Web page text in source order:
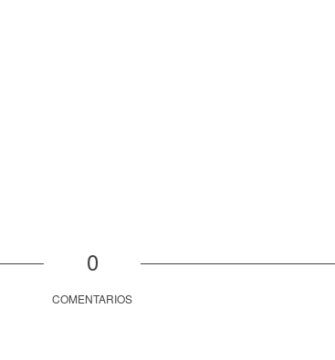
0
COMENTARIOS